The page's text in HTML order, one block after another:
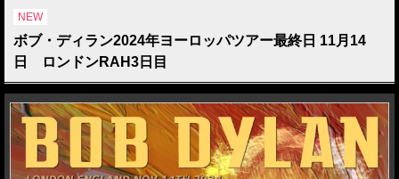
NEW
ボブ・ディラン2024年ヨーロッパツアー最終日 11月14
日 ロンドンRAH3日目